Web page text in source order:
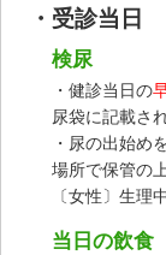
受診当日
検尿
・健診当日の
尿袋に記載さ
・尿の出始め
場所で保管の
〔女性〕生理
当日の飲食